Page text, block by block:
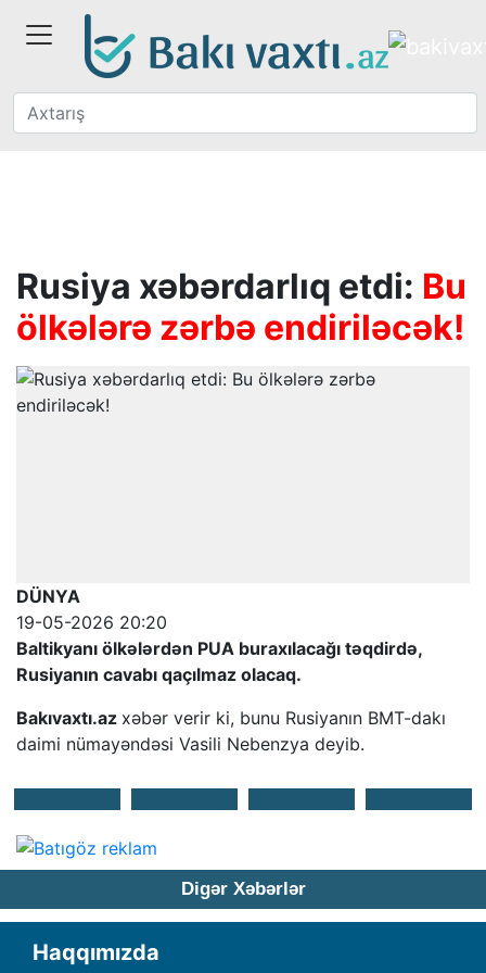
Rusiya xəbərdarlıq etdi: Bu
ölkələrə zərbə endiriləcək!
DÜNYA
19-05-2026 20:20
Baltikyanı ölkələrdən PUA buraxılacağı təqdirdə,
Rusiyanın cavabı qaçılmaz olacaq.
Bakıvaxtı.az xəbər verir ki, bunu Rusiyanın BMT-dakı
daimi nümayəndəsi Vasili Nebenzya deyib.
Digər Xəbərlər
Haqqımızda